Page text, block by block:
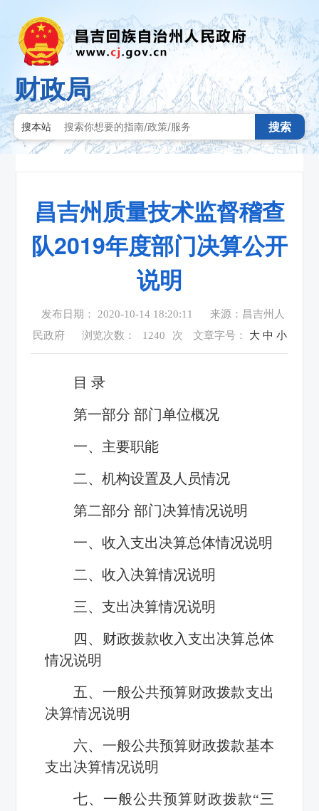
财政局
搜本站 搜索
昌吉州质量技术监督稽查
队2019年度部门决算公开
说明
发布日期： 2020-10-14 18:20:11
来源：昌吉州人
民政府
浏览次数： 1240 次 文章字号： 大 中 小
目 录
第一部分 部门单位概况
一、主要职能
二、机构设置及人员情况
第二部分 部门决算情况说明
一、收入支出决算总体情况说明
二、收入决算情况说明
三、支出决算情况说明
四、财政拨款收入支出决算总体
情况说明
五、一般公共预算财政拨款支出
决算情况说明
六、一般公共预算财政拨款基本
支出决算情况说明
七、一般公共预算财政拨款“三